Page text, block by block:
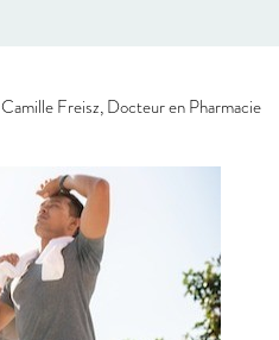
Camille Freisz, Docteur en Pharmacie